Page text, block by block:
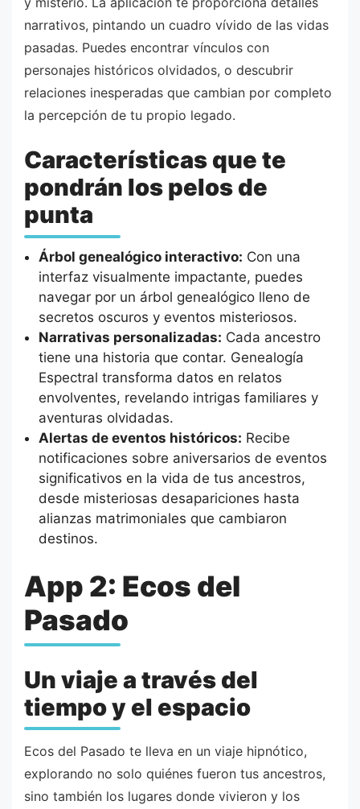
narrativos, pintando un cuadro vívido de las vidas
pasadas. Puedes encontrar vínculos con
personajes históricos olvidados, o descubrir
relaciones inesperadas que cambian por completo
la percepción de tu propio legado.
Características que te
pondrán los pelos de
punta
Árbol genealógico interactivo: Con una
interfaz visualmente impactante, puedes
navegar por un árbol genealógico lleno de
secretos oscuros y eventos misteriosos.
Narrativas personalizadas: Cada ancestro
tiene una historia que contar. Genealogía
Espectral transforma datos en relatos
envolventes, revelando intrigas familiares y
aventuras olvidadas.
Alertas de eventos históricos: Recibe
notificaciones sobre aniversarios de eventos
significativos en la vida de tus ancestros,
desde misteriosas desapariciones hasta
alianzas matrimoniales que cambiaron
destinos.
App 2: Ecos del
Pasado
Un viaje a través del
tiempo y el espacio
Ecos del Pasado te lleva en un viaje hipnótico,
explorando no solo quiénes fueron tus ancestros,
sino también los lugares donde vivieron y los